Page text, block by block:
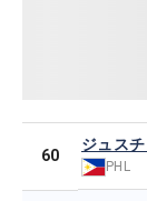
60
ジュス
PHL